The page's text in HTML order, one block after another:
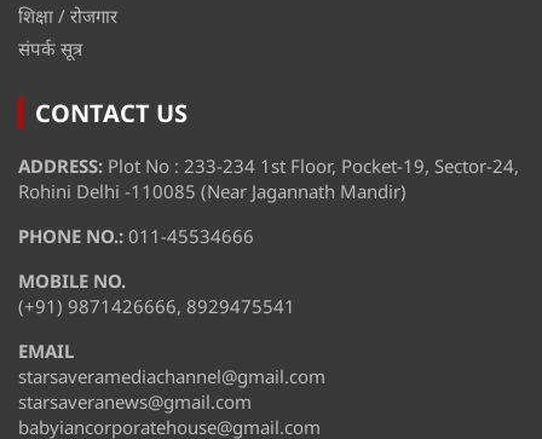
शिक्षा / रोजगार
संपर्क सूत्र
CONTACT US
ADDRESS: Plot No : 233-234 1st Floor, Pocket-19, Sector-24,
Rohini Delhi -110085 (Near Jagannath Mandir)
PHONE NO.: 011-45534666
MOBILE NO.
(+91) 9871426666, 8929475541
EMAIL
starsaveramediachannel@gmail.com
starsaveranews@gmail.com
babyiancorporatehouse@gmail.com